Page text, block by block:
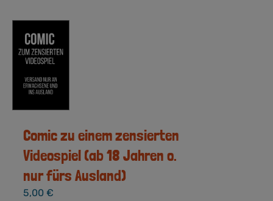
Comic zu einem zensierten
Videospiel (ab 18 Jahren o.
nur fürs Ausland)
5,00 €